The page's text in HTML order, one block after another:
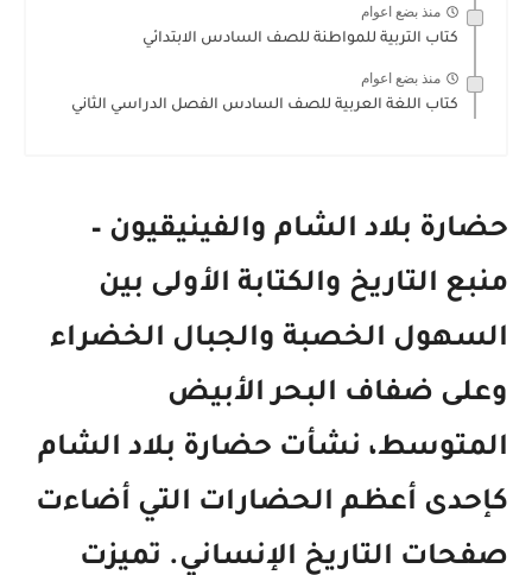
منذ بضع اعوام
كتاب التربية للمواطنة للصف السادس الابتدائي
منذ بضع اعوام
كتاب اللغة العربية للصف السادس الفصل الدراسي الثاني
حضارة بلاد الشام والفينيقيون –
منبع التاريخ والكتابة الأولى بين
السهول الخصبة والجبال الخضراء
وعلى ضفاف البحر الأبيض
المتوسط، نشأت حضارة بلاد الشام
كإحدى أعظم الحضارات التي أضاءت
صفحات التاريخ الإنساني. تميزت